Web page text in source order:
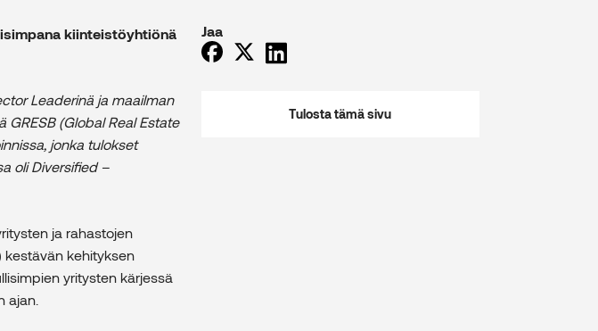
kiinteistöyhtiönä
Leaderinä ja maailman
(Global Real Estate
jonka tulokset
oli Diversified –
ja rahastojen
kestävän kehityksen
yritysten kärjessä
ajan.
Jaa
Tulosta tämä sivu